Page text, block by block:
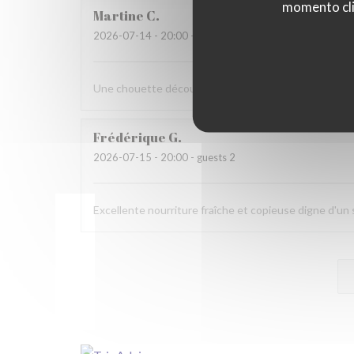
momento
Martine C
2026-07-14 - 20:00 - guests 6
Une chouette découverte!
Frédérique G
2026-07-15 - 20:00 - guests 2
Excellente nourriture fraîche et copieuse digne